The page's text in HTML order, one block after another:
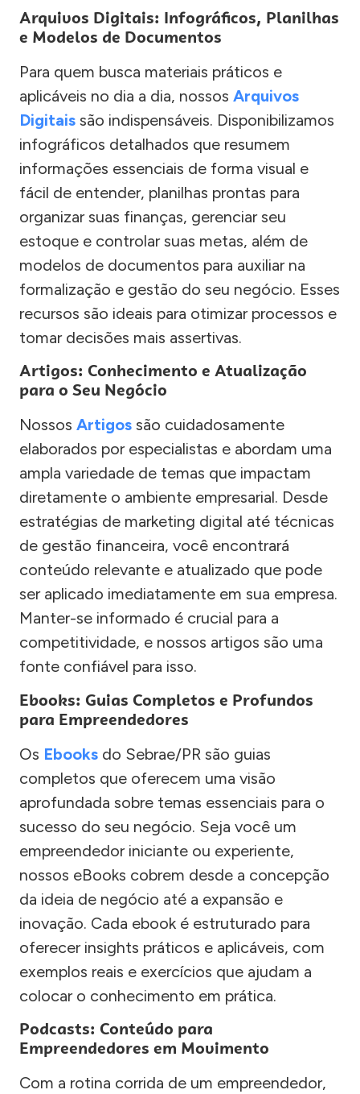
Arquivos Digitais: Infográficos, Planilhas
e Modelos de Documentos
Para quem busca materiais práticos e
aplicáveis no dia a dia, nossos Arquivos
Digitais são indispensáveis. Disponibilizamos
infográficos detalhados que resumem
informações essenciais de forma visual e
fácil de entender, planilhas prontas para
organizar suas finanças, gerenciar seu
estoque e controlar suas metas, além de
modelos de documentos para auxiliar na
formalização e gestão do seu negócio. Esses
recursos são ideais para otimizar processos e
tomar decisões mais assertivas.
Artigos: Conhecimento e Atualização
para o Seu Negócio
Nossos Artigos são cuidadosamente
elaborados por especialistas e abordam uma
ampla variedade de temas que impactam
diretamente o ambiente empresarial. Desde
estratégias de marketing digital até técnicas
de gestão financeira, você encontrará
conteúdo relevante e atualizado que pode
ser aplicado imediatamente em sua empresa.
Manter-se informado é crucial para a
competitividade, e nossos artigos são uma
fonte confiável para isso.
Ebooks: Guias Completos e Profundos
para Empreendedores
Os Ebooks do Sebrae/PR são guias
completos que oferecem uma visão
aprofundada sobre temas essenciais para o
sucesso do seu negócio. Seja você um
empreendedor iniciante ou experiente,
nossos eBooks cobrem desde a concepção
da ideia de negócio até a expansão e
inovação. Cada ebook é estruturado para
oferecer insights práticos e aplicáveis, com
exemplos reais e exercícios que ajudam a
colocar o conhecimento em prática.
Podcasts: Conteúdo para
Empreendedores em Movimento
Com a rotina corrida de um empreendedor,